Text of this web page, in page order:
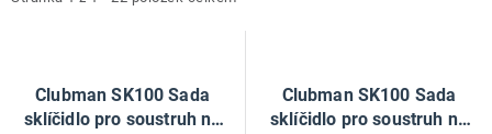
Podmínky ochrany osobních údajů
O nás
o
Clubman SK100 Sada
sklíčidlo pro soustruh na
Clubman SK100 Sada
sklíčidlo pro soustruh na